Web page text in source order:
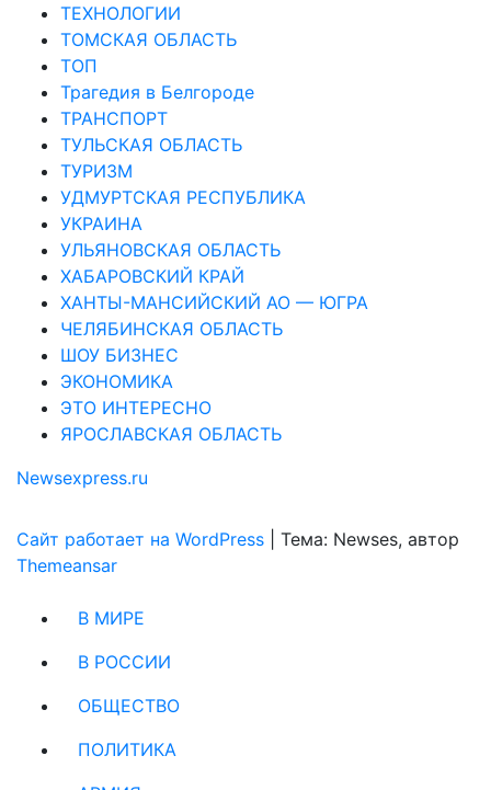
ТЕХНОЛОГИИ
ТОМСКАЯ ОБЛАСТЬ
ТОП
Трагедия в Белгороде
ТРАНСПОРТ
ТУЛЬСКАЯ ОБЛАСТЬ
ТУРИЗМ
УДМУРТСКАЯ РЕСПУБЛИКА
УКРАИНА
УЛЬЯНОВСКАЯ ОБЛАСТЬ
ХАБАРОВСКИЙ КРАЙ
ХАНТЫ-МАНСИЙСКИЙ АО — ЮГРА
ЧЕЛЯБИНСКАЯ ОБЛАСТЬ
ШОУ БИЗНЕС
ЭКОНОМИКА
ЭТО ИНТЕРЕСНО
ЯРОСЛАВСКАЯ ОБЛАСТЬ
Newsexpress.ru
Сайт работает на WordPress
Тема: Newses, автор
Themeansar
В МИРЕ
В РОССИИ
ОБЩЕСТВО
ПОЛИТИКА